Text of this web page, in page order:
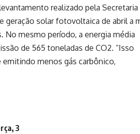
realizado pela Secretaria
geração solar fotovoltaica de abril a
No mesmo período, a energia média
de 565 toneladas de CO2. “Isso
menos gás carbônico,
3